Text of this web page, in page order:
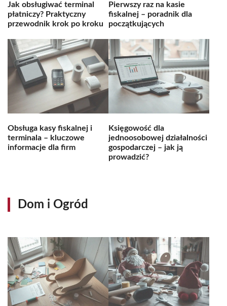
Jak obsługiwać terminal
płatniczy? Praktyczny
przewodnik krok po kroku
Pierwszy raz na kasie
fiskalnej – poradnik dla
początkujących
Obsługa kasy fiskalnej i
terminala – kluczowe
informacje dla firm
Księgowość dla
jednoosobowej działalności
gospodarczej – jak ją
prowadzić?
Dom i Ogród